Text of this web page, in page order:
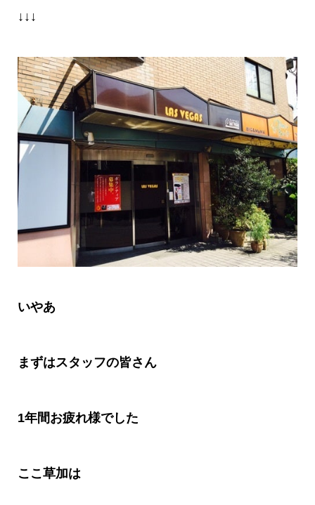
↓↓↓
いやあ
まずはスタッフの皆さん
1年間お疲れ様でした
ここ草加は